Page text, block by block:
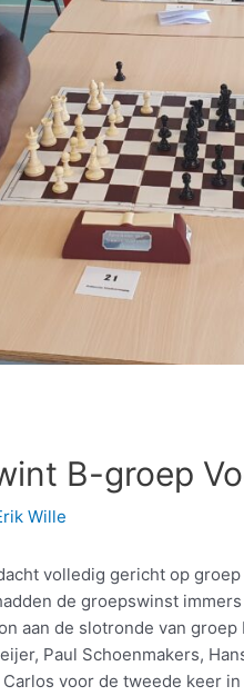
B-groep
Wille
volledig gericht op
de groepswinst
aan de slotronde van
Paul Schoenmakers,
voor de tweede keer